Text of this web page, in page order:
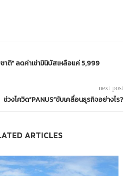
าติ” ลดค่าเช่ามินิบัสเหลือแค่ 5,999
next post
ช่วงโควิด”PANUS”ขับเคลื่อนธุรกิจอย่างไร?
ARTICLES